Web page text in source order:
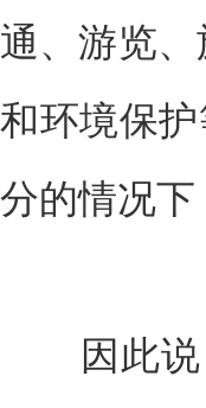
通、游览
和环境保
分的情况
因此说，